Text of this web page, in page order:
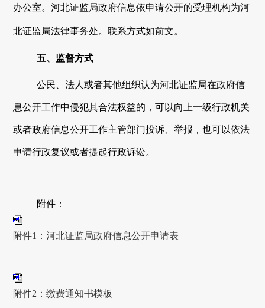
办公室。河北证监局政府信息依申请公开的受理机构为河
北证监局法律事务处。联系方式如前文。
五、监督方式
公民、法人或者其他组织认为河北证监局在政府信
息公开工作中侵犯其合法权益的，可以向上一级行政机关
或者政府信息公开工作主管部门投诉、举报，也可以依法
申请行政复议或者提起行政诉讼。
附件：
附件1：河北证监局政府信息公开申请表
附件2：缴费通知书模板